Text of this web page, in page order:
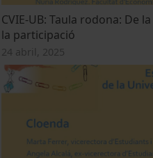
CVIE-UB: Taula rodona: De
la participació
24 abril, 2025